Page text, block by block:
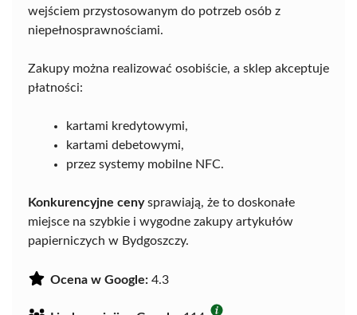
wejściem przystosowanym do potrzeb osób z
niepełnosprawnościami.
Zakupy można realizować osobiście, a sklep akceptuje
płatności:
kartami kredytowymi,
kartami debetowymi,
przez systemy mobilne NFC.
Konkurencyjne cenysprawiają, że to doskonałe
miejsce na szybkie i wygodne zakupy artykułów
papierniczych w Bydgoszczy.
Ocena w Google: 4.3